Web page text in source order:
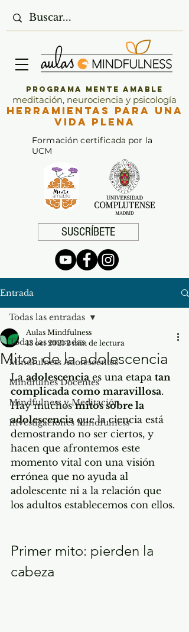
SUSCRÍBETE
Programa Mente Amable
meditación, neurociencia y psicología
Herramientas para una
vida plena
Formación certificada por la
UCM
Entrada
Todas las entradas
Mindfulness Adolescentes
Mindfulnes Docentes
Mindfulness y Meditación
Investigaciones Mindfulness
Todas las entradas
Mitos de la adolescencia
Aulas Mindfulness
13 oct 2021 2 min de lectura
La adolescencia es una etapa tan
complicada como maravillosa.
Hay muchos mitos sobre la
adolescencia que la ciencia está
demostrando no ser ciertos, y
hacen que afrontemos este
momento vital con una visión
errónea que no ayuda al
adolescente ni a la relación que
los adultos establecemos con ellos.
Primer mito: pierden la
cabeza